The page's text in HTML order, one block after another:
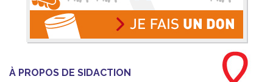
À PROPOS DE SIDACTION